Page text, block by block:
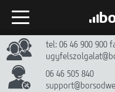
tel: 06 46 900 900
06 46 505 840
Kezdőlap
Internet